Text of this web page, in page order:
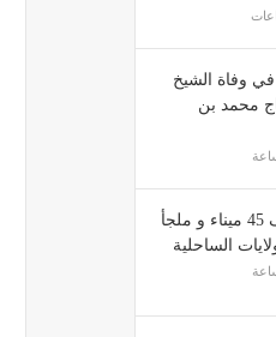
وفاة الشيخ
محمد بن
حملة وطنية لتنظيف 45 ميناء و ملجأ
الساحلية